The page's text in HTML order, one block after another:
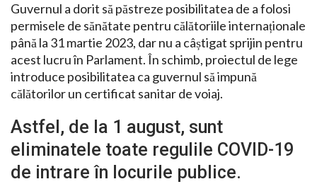
Guvernul a dorit să păstreze posibilitatea de a folosi
permisele de sănătate pentru călătoriile internaționale
până la 31 martie 2023, dar nu a câștigat sprijin pentru
acest lucru în Parlament. În schimb, proiectul de lege
introduce posibilitatea ca guvernul să impună
călătorilor un certificat sanitar de voiaj.
Astfel, de la 1 august, sunt
eliminatele toate regulile COVID-19
de intrare în locurile publice.